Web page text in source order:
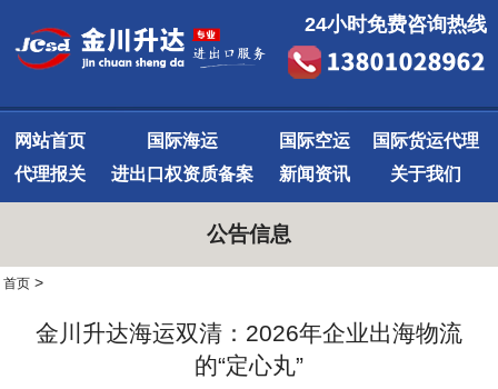
24小时免费咨询热线
网站首页 国际海运 国际空运
国际货运代理
代理报关
进出口权资质备案 新闻资讯 关于我们
公告信息
首页 >
金川升达海运双清：2026年企业出海物流
的“定心丸”